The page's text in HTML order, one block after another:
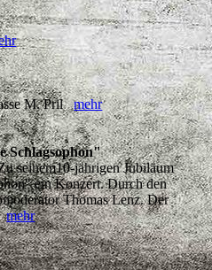
M. Prilmehr
Schlagsophon"
seinem10-jährigen Jubiläum
ein Konzert. Durch den
Thomas Lenz. Der
mehr